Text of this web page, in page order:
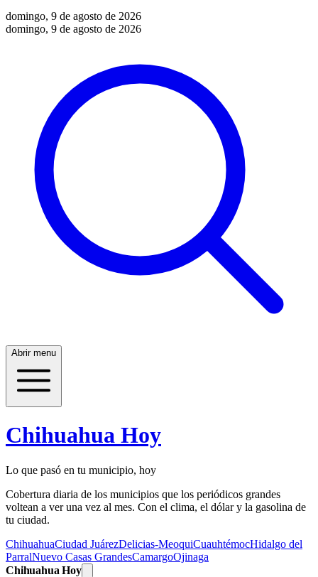
domingo, 9 de agosto de 2026
domingo, 9 de agosto de 2026
Abrir menu
Chihuahua Hoy
Lo que pasó en tu municipio, hoy
Cobertura diaria de los municipios que los periódicos grandes
voltean a ver una vez al mes. Con el clima, el dólar y la gasolina de
tu ciudad.
ChihuahuaCiudad JuárezDelicias-MeoquiCuauhtémocHidalgo del
ParralNuevo Casas GrandesCamargoOjinaga
Chihuahua Hoy